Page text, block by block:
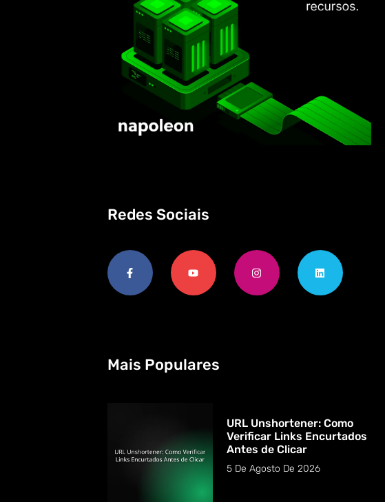
Redes Sociais
Mais Populares
URL Unshortener: Como
Verificar Links Encurtados
Antes de Clicar
5 De Agosto De 2026